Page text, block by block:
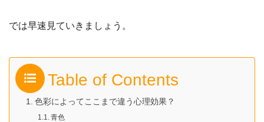
では早速見ていきましょう。
Table of Contents
色彩によってここまで違う心理効果？
青色